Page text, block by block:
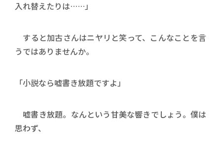
入れ替えたりは……」
すると加古さんはニヤリと笑って、こんなことを言
うではありませんか。
「小説なら嘘書き放題ですよ」
嘘書き放題。なんという甘美な響きでしょう。僕は
思わず、